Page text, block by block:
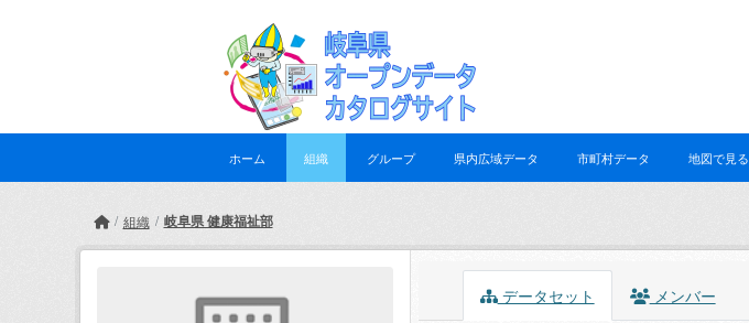
ホーム 組織 グループ 県内広域データ 市町村データ 地図で見る
組織 岐阜県 健康福祉部
データセット メンバー